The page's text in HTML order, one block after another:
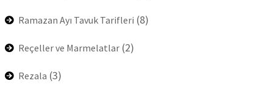
Ramazan Ayı Tavuk Tarifleri (8)
Reçeller ve Marmelatlar (2)
Rezala (3)